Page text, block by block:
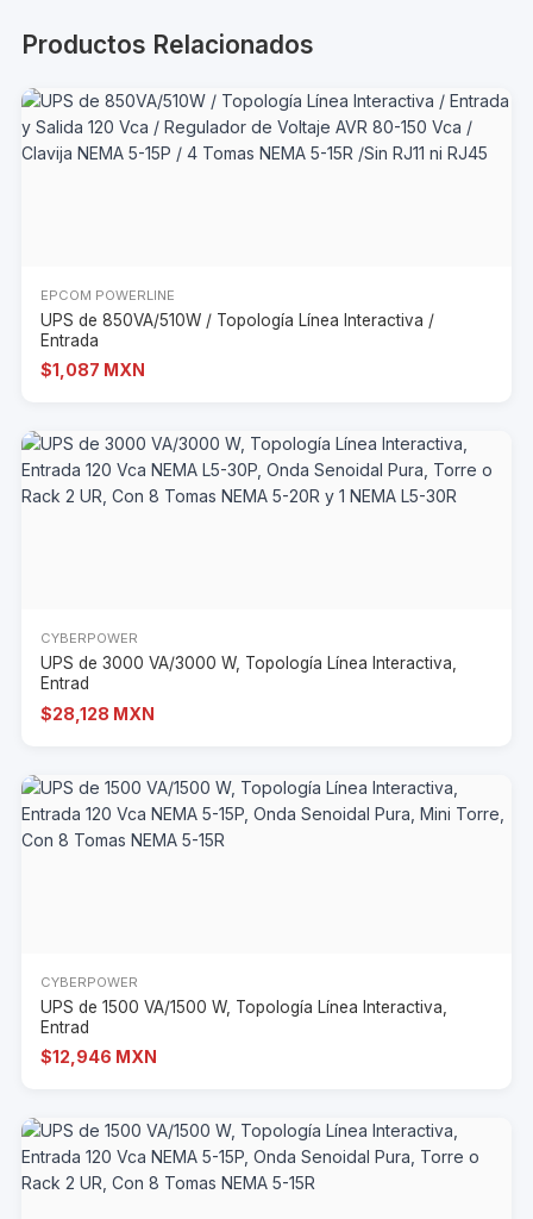
Productos Relacionados
EPCOM POWERLINE
UPS de 850VA/510W / Topología Línea Interactiva /
Entrada
$1,087 MXN
CYBERPOWER
UPS de 3000 VA/3000 W, Topología Línea Interactiva,
Entrad
$28,128 MXN
CYBERPOWER
UPS de 1500 VA/1500 W, Topología Línea Interactiva,
Entrad
$12,946 MXN